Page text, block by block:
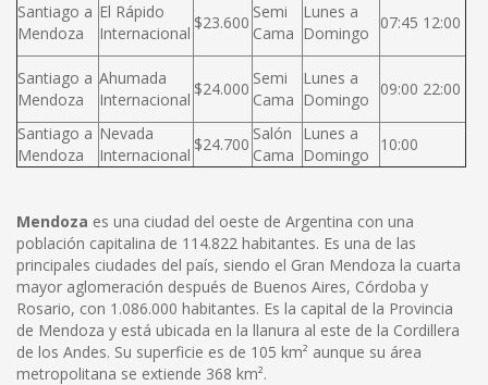
Santiago a
Mendoza
El Rápido
Internacional
$23.600
Semi
Cama
Lunes a
Domingo
07:45 12:00
Santiago a
Mendoza
Ahumada
Internacional
$24.000
Semi
Cama
Lunes a
Domingo
09:00 22:00
Santiago a
Mendoza
Nevada
Internacional
$24.700
Salón
Cama
Lunes a
Domingo
10:00
Mendoza es una ciudad del oeste de Argentina con una
población capitalina de 114.822 habitantes. Es una de las
principales ciudades del país, siendo el Gran Mendoza la cuarta
mayor aglomeración después de Buenos Aires, Córdoba y
Rosario, con 1.086.000 habitantes. Es la capital de la Provincia
de Mendoza y está ubicada en la llanura al este de la Cordillera
de los Andes. Su superficie es de 105 km² aunque su área
metropolitana se extiende 368 km².